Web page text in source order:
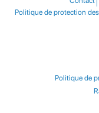
Politique de protection
Politique de